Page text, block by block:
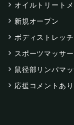
オイルトリートメ
新規オープン
ボディストレッチ
スポーツマッサ
鼠径部リンパマ
応援コメントあり